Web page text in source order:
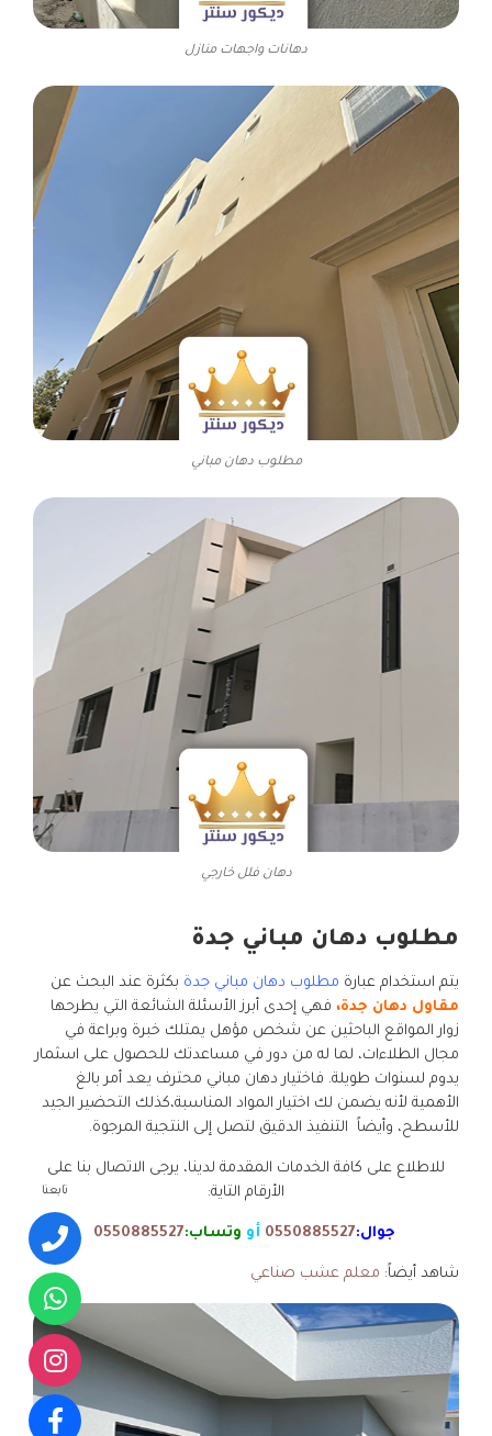
دهانات واجهات منازل
مطلوب دهان مباني
دهان فلل خارجي
مطلوب دهان مباني جدة
يتم استخدام عبارة مطلوب دهان مباني جدة بكثرة عند البحث عن
مقاول دهان جدة، فهي إحدى أبرز الأسئلة الشائعة التي يطرحها
زوار المواقع الباحثين عن شخص مؤهل يمتلك خبرة وبراعة في
مجال الطلاءات، لما له من دور في مساعدتك للحصول على اسثمار
يدوم لسنوات طويلة. فاختيار دهان مباني محترف يعد أمر بالغ
الأهمية لأنه يضمن لك اختيار المواد المناسبة،كذلك التحضير الجيد
للأسطح، وأيضاً التنفيذ الدقيق لتصل إلى النتجية المرجوة.
للاطلاع على كافة الخدمات المقدمة لدينا، يرجى الاتصال بنا على
الأرقام التاية:
جوال:0550885527 أو وتساب:0550885527
شاهد أيضاً: معلم عشب صناعي
تابعنا